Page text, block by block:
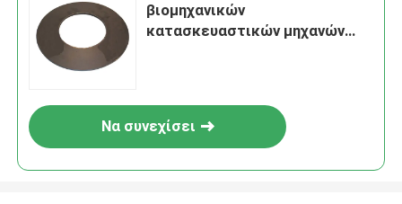
βιομηχανικών
κατασκευαστικών μηχανών
Να συνεχίσει